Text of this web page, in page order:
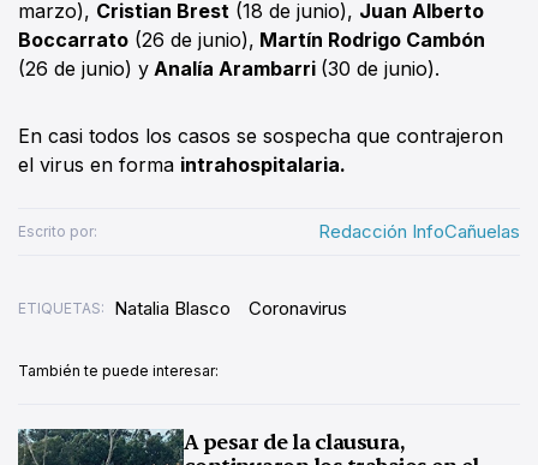
marzo), Cristian Brest (18 de junio), Juan Alberto
Boccarrato (26 de junio), Martín Rodrigo Cambón
(26 de junio) y Analía Arambarri (30 de junio).
En casi todos los casos se sospecha que contrajeron
el virus en forma intrahospitalaria.
Escrito por: Redacción InfoCañuelas
ETIQUETAS: Natalia Blasco Coronavirus
También te puede interesar:
A pesar de la clausura,